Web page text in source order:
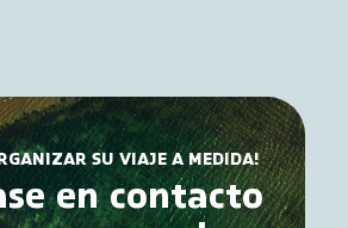
SU VIAJE A MEDIDA!
en contacto